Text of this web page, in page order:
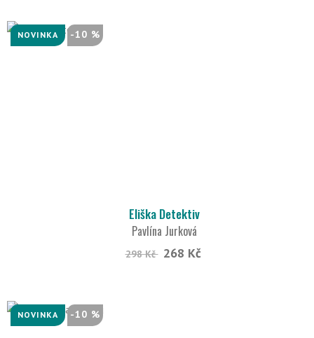
NOVINKA -10 %
Eliška Detektiv
Pavlína Jurková
298 Kč 268 Kč
NOVINKA -10 %